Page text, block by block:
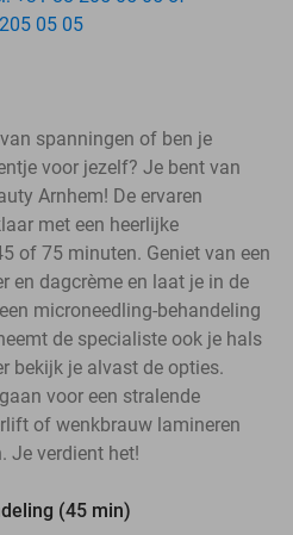
05 05
spanningen of ben je
voor jezelf? Je bent van
Arnhem! De ervaren
met een heerlijke
of 75 minuten. Geniet van een
en dagcrème en laat je in de
microneedling-behandeling
de specialiste ook je hals
bekijk je alvast de opties.
voor een stralende
of wenkbrauw lamineren
Je verdient het!
(45 min)